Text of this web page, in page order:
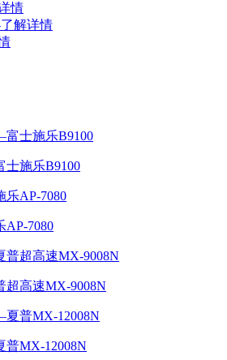
情
解详情
施乐B9100
7080
高速MX-9008N
MX-12008N